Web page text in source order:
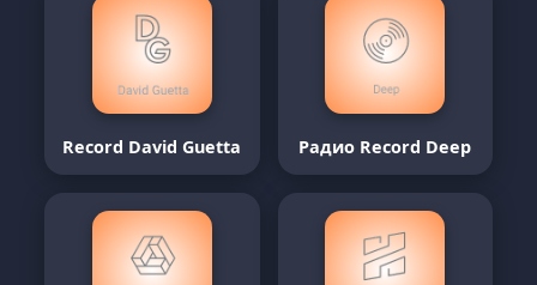
Record David Guetta Радио Record Deep